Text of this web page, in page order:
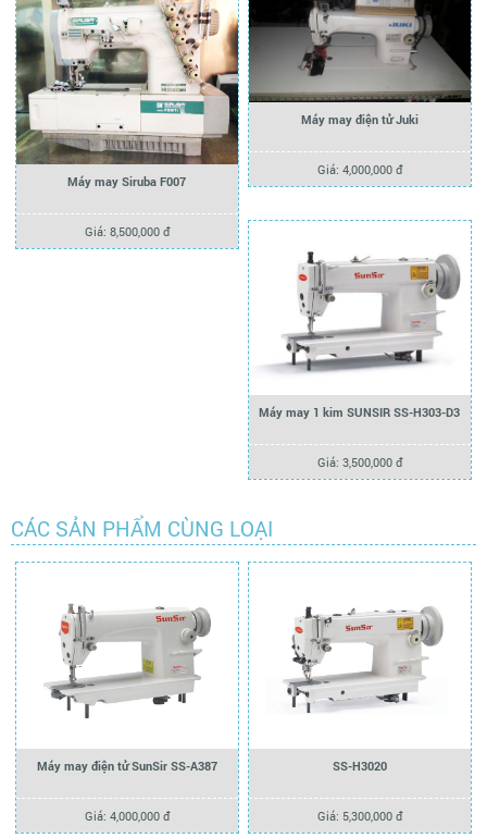
Máy may Siruba F007
Giá: 8,500,000 đ
Máy may điện tử Juki
Giá: 4,000,000 đ
Máy may 1 kim SUNSIR SS-H303-D3
Giá: 3,500,000 đ
CÁC SẢN PHẨM CÙNG LOẠI
Máy may điện tử SunSir SS-A387
Giá: 4,000,000 đ
SS-H3020
Giá: 5,300,000 đ